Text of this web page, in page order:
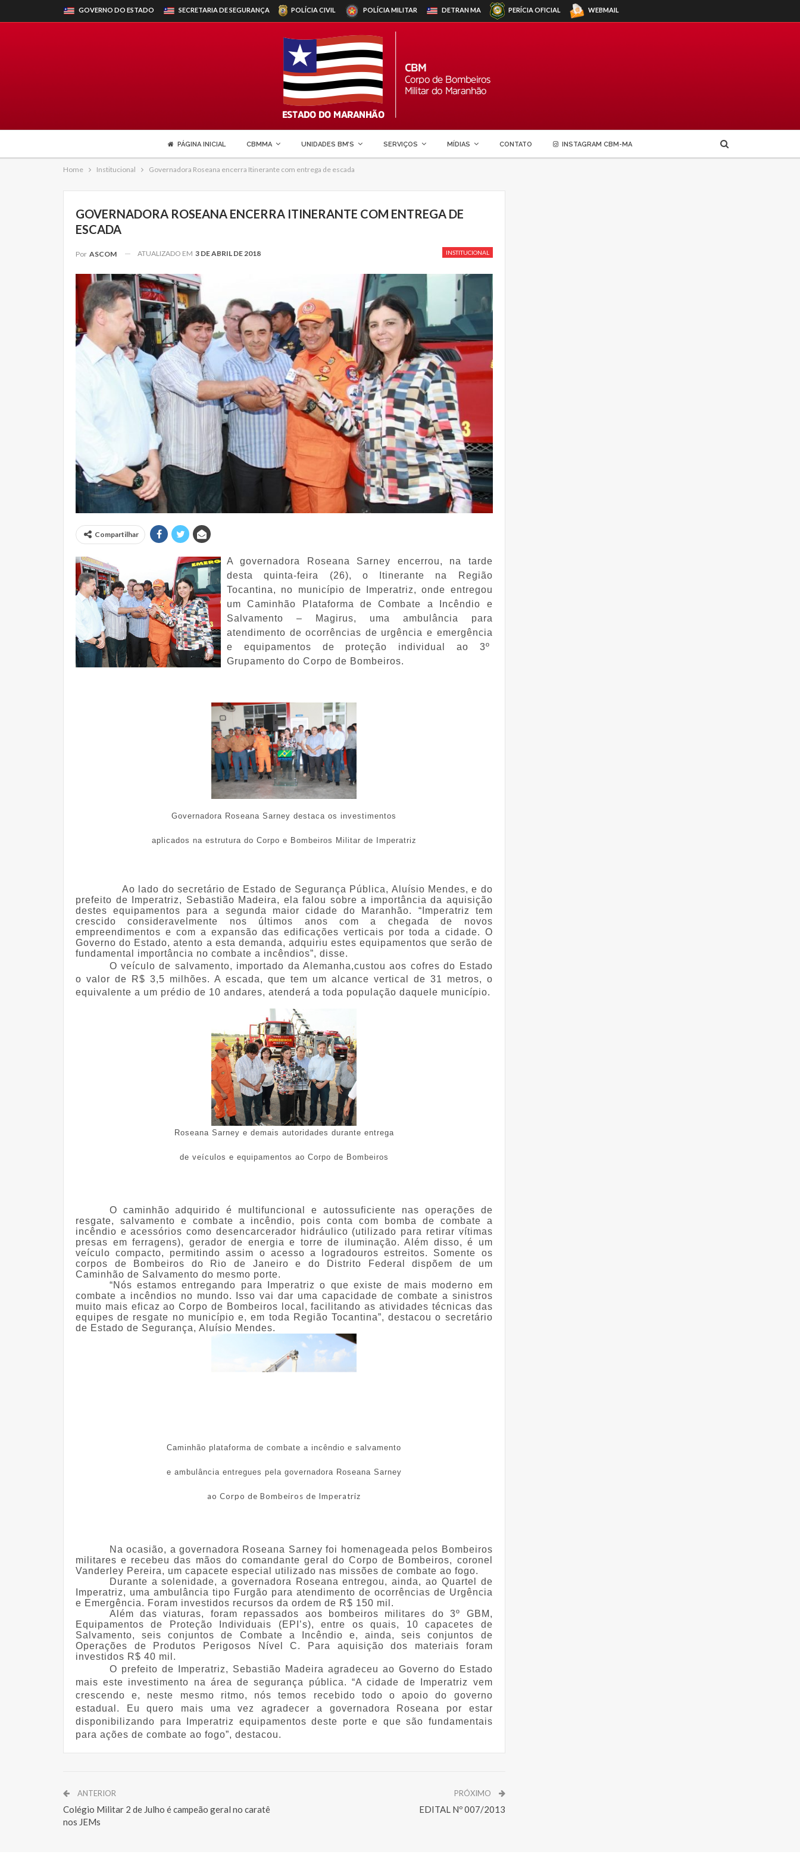
GOVERNO DO ESTADO SECRETARIA DE SEGURANÇA POLÍCIA CIVIL POLÍCIA MILITAR DETRANMA PERÍCIA OFICIAL WEBMAIL
PÁGINA INICIAL CBMMA UNIDADES BM’S SERVIÇOS MÍDIAS CONTATO INSTAGRAM CBM-MA
Home Institucional Governadora Roseana encerra Itinerante com entrega de escada
GOVERNADORA ROSEANA ENCERRA ITINERANTE COM ENTREGA DE
ESCADA
INSTITUCIONAL
Por ASCOM ATUALIZADO EM 3 DE ABRIL DE 2018
Compartilhar
A governadora Roseana Sarney encerrou, na tarde
desta quinta-feira (26), o Itinerante na Região
Tocantina, no município de Imperatriz, onde entregou
um Caminhão Plataforma de Combate a Incêndio e
Salvamento – Magirus, uma ambulância para
atendimento de ocorrências de urgência e emergência
e equipamentos de proteção individual ao 3º
Grupamento do Corpo de Bombeiros.
Governadora Roseana Sarney destaca os investimentos
aplicados na estrutura do Corpo e Bombeiros Militar de Imperatriz
Ao lado do secretário de Estado de Segurança Pública, Aluísio Mendes, e do
prefeito de Imperatriz, Sebastião Madeira, ela falou sobre a importância da aquisição
destes equipamentos para a segunda maior cidade do Maranhão. “Imperatriz tem
crescido consideravelmente nos últimos anos com a chegada de novos
empreendimentos e com a expansão das edificações verticais por toda a cidade. O
Governo do Estado, atento a esta demanda, adquiriu estes equipamentos que serão de
fundamental importância no combate a incêndios”, disse.
O veículo de salvamento, importado da Alemanha,custou aos cofres do Estado
o valor de R$ 3,5 milhões. A escada, que tem um alcance vertical de 31 metros, o
equivalente a um prédio de 10 andares, atenderá a toda população daquele município.
Roseana Sarney e demais autoridades durante entrega
de veículos e equipamentos ao Corpo de Bombeiros
O caminhão adquirido é multifuncional e autossuficiente nas operações de
resgate, salvamento e combate a incêndio, pois conta com bomba de combate a
incêndio e acessórios como desencarcerador hidráulico (utilizado para retirar vítimas
presas em ferragens), gerador de energia e torre de iluminação. Além disso, é um
veículo compacto, permitindo assim o acesso a logradouros estreitos. Somente os
corpos de Bombeiros do Rio de Janeiro e do Distrito Federal dispõem de um
Caminhão de Salvamento do mesmo porte.
“Nós estamos entregando para Imperatriz o que existe de mais moderno em
combate a incêndios no mundo. Isso vai dar uma capacidade de combate a sinistros
muito mais eficaz ao Corpo de Bombeiros local, facilitando as atividades técnicas das
equipes de resgate no município e, em toda Região Tocantina”, destacou o secretário
de Estado de Segurança, Aluísio Mendes.
Caminhão plataforma de combate a incêndio e salvamento
e ambulância entregues pela governadora Roseana Sarney
ao Corpo de Bombeiros de Imperatriz
Na ocasião, a governadora Roseana Sarney foi homenageada pelos Bombeiros
militares e recebeu das mãos do comandante geral do Corpo de Bombeiros, coronel
Vanderley Pereira, um capacete especial utilizado nas missões de combate ao fogo.
Durante a solenidade, a governadora Roseana entregou, ainda, ao Quartel de
Imperatriz, uma ambulância tipo Furgão para atendimento de ocorrências de Urgência
e Emergência. Foram investidos recursos da ordem de R$ 150 mil.
Além das viaturas, foram repassados aos bombeiros militares do 3º GBM,
Equipamentos de Proteção Individuais (EPI’s), entre os quais, 10 capacetes de
Salvamento, seis conjuntos de Combate a Incêndio e, ainda, seis conjuntos de
Operações de Produtos Perigosos Nível C. Para aquisição dos materiais foram
investidos R$ 40 mil.
O prefeito de Imperatriz, Sebastião Madeira agradeceu ao Governo do Estado
mais este investimento na área de segurança pública. “A cidade de Imperatriz vem
crescendo e, neste mesmo ritmo, nós temos recebido todo o apoio do governo
estadual. Eu quero mais uma vez agradecer a governadora Roseana por estar
disponibilizando para Imperatriz equipamentos deste porte e que são fundamentais
para ações de combate ao fogo”, destacou.
ANTERIOR
Colégio Militar 2 de Julho é campeão geral no caratê
nos JEMs
PRÓXIMO
EDITAL Nº 007/2013